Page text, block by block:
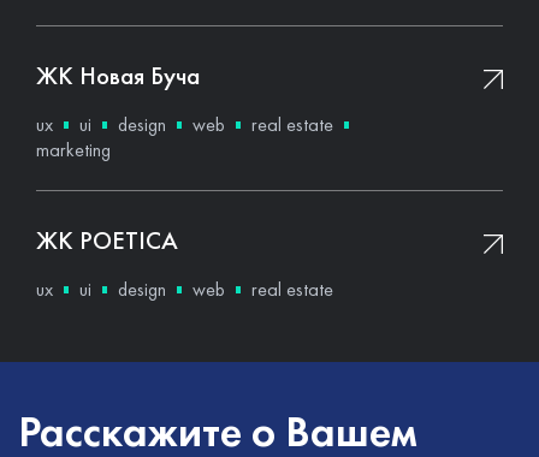
ЖК Новая Буча
ux ui design web
real estate
marketing
ЖК POETICA
ux ui design web real estate
Расскажите о Вашем